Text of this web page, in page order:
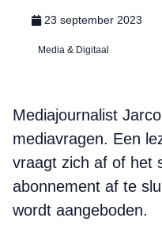
23 september 2023
Media & Digitaal
Mediajournalist
mediavragen. Een
vraagt zich af of het
abonnement af te
wordt aangeboden.